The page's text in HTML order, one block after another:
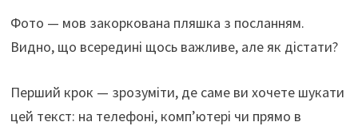
Фото — мов закоркована пляшка з посланням.
Видно, що всередині щось важливе, але як дістати?
Перший крок — зрозуміти, де саме ви хочете шукати
цей текст: на телефоні, комп’ютері чи прямо в